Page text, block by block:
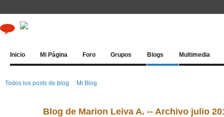
Inicio Mi Página Foro Grupos Blogs Multimedia
Todos los posts de blog Mi Blog
Blog de Marion Leiva A. -- Archivo julio